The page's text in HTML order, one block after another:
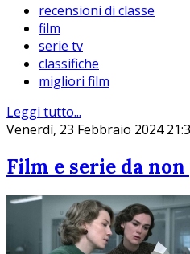
recensioni di classe
film
serie tv
classifiche
migliori film
Leggi tutto...
Venerdì, 23 Febbraio 2024
Film e serie da